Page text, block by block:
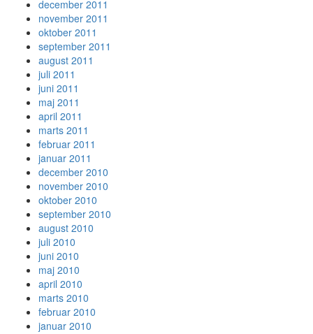
december 2011
november 2011
oktober 2011
september 2011
august 2011
juli 2011
juni 2011
maj 2011
april 2011
marts 2011
februar 2011
januar 2011
december 2010
november 2010
oktober 2010
september 2010
august 2010
juli 2010
juni 2010
maj 2010
april 2010
marts 2010
februar 2010
januar 2010